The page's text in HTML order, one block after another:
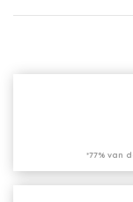
*77% van